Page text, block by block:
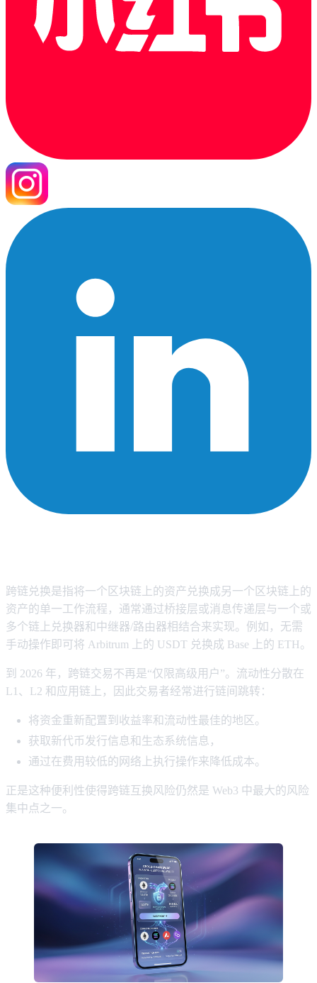
跨链兑换是指将一个区块链上的资产兑换成另一个区块链上的
资产的单一工作流程，通常通过桥接层或消息传递层与一个或
多个链上兑换器和中继器/路由器相结合来实现。例如，无需
手动操作即可将 Arbitrum 上的 USDT 兑换成 Base 上的 ETH。
到 2026 年，跨链交易不再是“仅限高级用户”。流动性分散在
L1、L2 和应用链上，因此交易者经常进行链间跳转：
将资金重新配置到收益率和流动性最佳的地区。
获取新代币发行信息和生态系统信息，
通过在费用较低的网络上执行操作来降低成本。
正是这种便利性使得跨链互换风险仍然是 Web3 中最大的风险
集中点之一。